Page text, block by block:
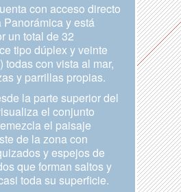
con acceso directo
y está
un total de 32
tipo dúplex y veinte
todas con vista al mar,
y parrillas propias.
la parte superior del
el conjunto
el paisaje
de la zona con
y espejos de
que forman saltos y
toda su superficie.